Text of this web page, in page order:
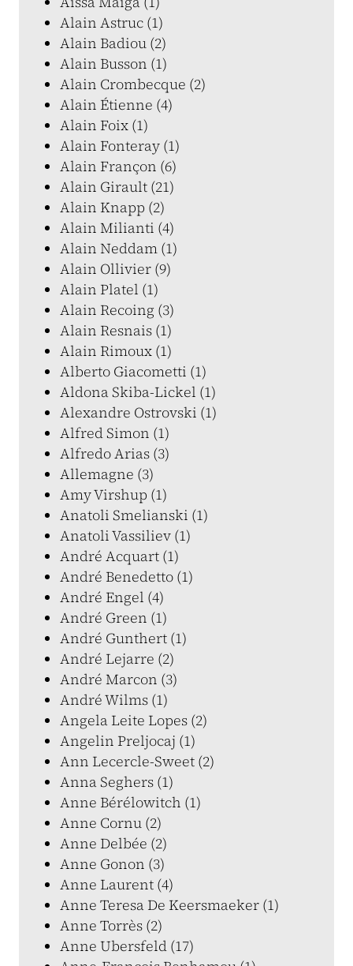
Alain Astruc (1)
Alain Badiou (2)
Alain Busson (1)
Alain Crombecque (2)
Alain Étienne (4)
Alain Foix (1)
Alain Fonteray (1)
Alain Françon (6)
Alain Girault (21)
Alain Knapp (2)
Alain Milianti (4)
Alain Neddam (1)
Alain Ollivier (9)
Alain Platel (1)
Alain Recoing (3)
Alain Resnais (1)
Alain Rimoux (1)
Alberto Giacometti (1)
Aldona Skiba-Lickel (1)
Alexandre Ostrovski (1)
Alfred Simon (1)
Alfredo Arias (3)
Allemagne (3)
Amy Virshup (1)
Anatoli Smelianski (1)
Anatoli Vassiliev (1)
André Acquart (1)
André Benedetto (1)
André Engel (4)
André Green (1)
André Gunthert (1)
André Lejarre (2)
André Marcon (3)
André Wilms (1)
Angela Leite Lopes (2)
Angelin Preljocaj (1)
Ann Lecercle-Sweet (2)
Anna Seghers (1)
Anne Bérélowitch (1)
Anne Cornu (2)
Anne Delbée (2)
Anne Gonon (3)
Anne Laurent (4)
Anne Teresa De Keersmaeker (1)
Anne Torrès (2)
Anne Ubersfeld (17)